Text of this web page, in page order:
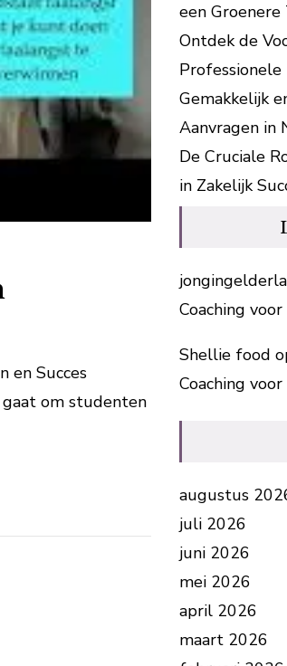
en Succes
om studenten
een
Ontdek de
Professionele
Gemakkelijk
Aanvragen in
De Cruciale
in Zakelijk
Coaching
Shellie food
Coaching
augustus
juli 2026
juni 2026
mei 2026
april 2026
maart 2026